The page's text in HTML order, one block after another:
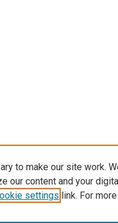
to make our site work.
our content and your
settings link. For